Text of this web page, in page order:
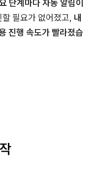
단계마다 자동 알림이
필요가 없어졌고, 내
진행 속도가 빨라졌습